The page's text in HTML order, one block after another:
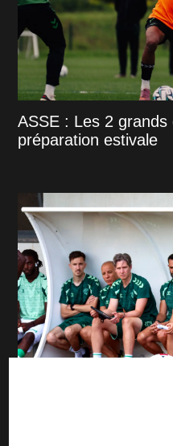
ASSE : Les 2 grands
préparation estivale